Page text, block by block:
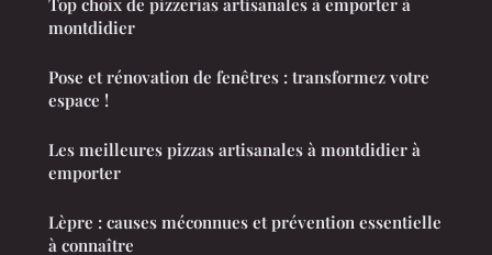
Top choix de pizzerias artisanales à emporter à
montdidier
Pose et rénovation de fenêtres : transformez votre
espace !
Les meilleures pizzas artisanales à montdidier à
emporter
Lèpre : causes méconnues et prévention essentielle
à connaître